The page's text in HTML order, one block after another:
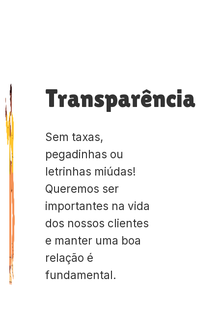
Transparência
Sem taxas,
pegadinhas ou
letrinhas miúdas!
Queremos ser
importantes na vida
dos nossos clientes
e manter uma boa
relação é
fundamental.